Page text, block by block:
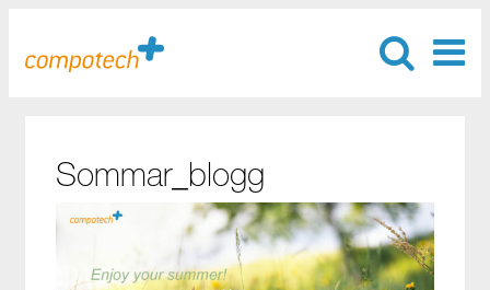
Sommar_blogg